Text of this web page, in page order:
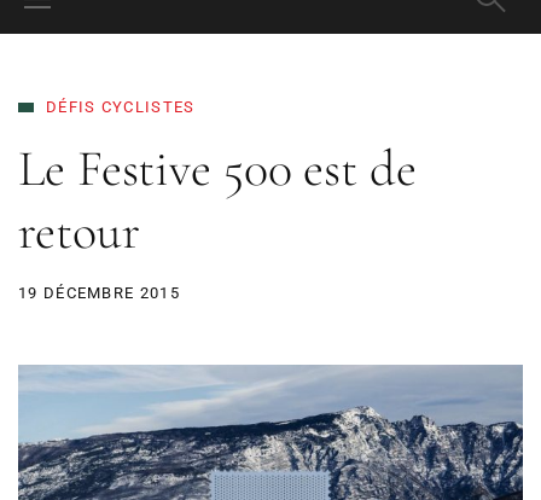
DÉFIS CYCLISTES
Le Festive 500 est de
retour
19 DÉCEMBRE 2015